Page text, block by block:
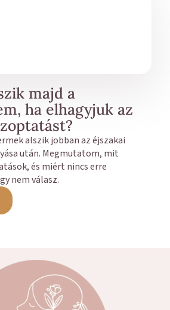
majd a
ha elhagyjuk az
alszik jobban az éjszakai
után. Megmutatom, mit
és miért nincs erre
nem válasz.